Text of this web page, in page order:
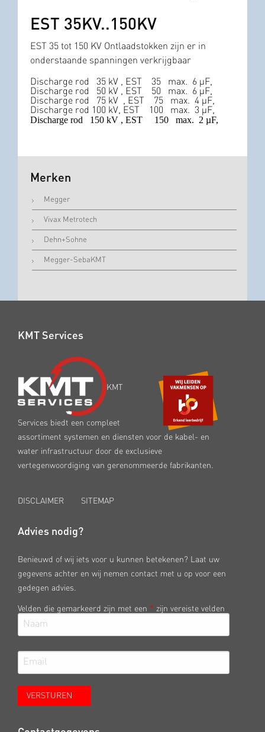
EST 35KV..150KV
EST 35 tot 150 KV Ontlaadstokken zijn er in
onderstaande spanningen verkrijgbaar
Discharge rod 35 kV , EST 35 max. 6 µF,
Discharge rod 50 kV , EST 50 max. 6 µF,
Discharge rod 75 kV , EST 75 max. 4 µF,
Discharge rod 100 kV, EST 100 max. 3 µF,
Discharge rod 150 kV , EST 150 max. 2 µF,
Merken
Megger
Vivax Metrotech
Dehn+Sohne
Megger-SebaKMT
KMT Services
KMT
Services biedt een compleet
assortiment systemen en diensten voor de kabel- en
water infrastructuur door de exclusieve
vertegenwoordiging van gerenommeerde fabrikanten.
DISCLAIMER SITEMAP
Advies nodig?
Benieuwd of wij iets voor u kunnen betekenen? Laat uw
gegevens achter en wij nemen contact met u op voor een
gedegen advies.
Velden die gemarkeerd zijn met een * zijn vereiste velden